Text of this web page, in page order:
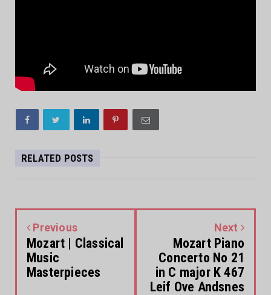
RELATED POSTS
Previous
Mozart | Classical
Music
Masterpieces
Next
Mozart Piano
Concerto No 21
in C major K 467
Leif Ove Andsnes